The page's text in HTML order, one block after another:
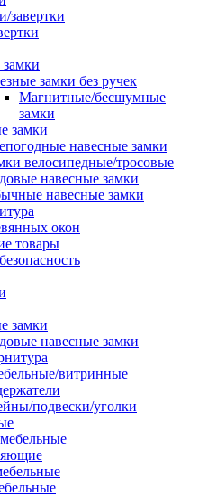
завертки
замки без ручек
Магнитные/бесшумные
замки
замки
навесные замки
велосипедные/тросовые
навесные замки
навесные замки
окон
товары
замки
навесные замки
витринные
подвески/уголки